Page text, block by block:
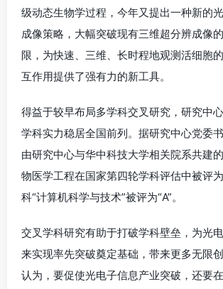
级动态生物学过程，今年又提出一种新的
成像策略，大幅突破现有三维超分辨成像
限，为快速、三维、长时程地观测活细胞
互作用提供了强有力的新工具。
得益于较早布局多学科交叉研究，研究中
学科实力稳居全国前列。据研究中心党委
由研究中心与华中科技大学相关院系共建
物医学工程在国家第四轮学科评估中被评
科“计算机科学与技术”被评为“A”。
交叉学科研究有助于打破学科壁垒，为光
来实现率先突破奠定基础，带来更多无限
认为，要促使光电子信息产业突破，还要